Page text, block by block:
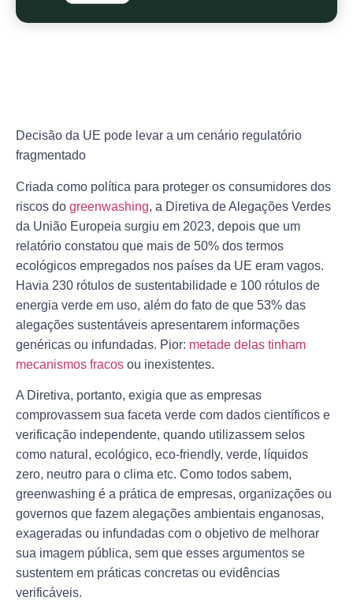
Decisão da UE pode levar a um cenário regulatório
fragmentado
Criada como política para proteger os consumidores dos
riscos do greenwashing, a Diretiva de Alegações Verdes
da União Europeia surgiu em 2023, depois que um
relatório constatou que mais de 50% dos termos
ecológicos empregados nos países da UE eram vagos.
Havia 230 rótulos de sustentabilidade e 100 rótulos de
energia verde em uso, além do fato de que 53% das
alegações sustentáveis apresentarem informações
genéricas ou infundadas. Pior: metade delas tinham
mecanismos fracos ou inexistentes.
A Diretiva, portanto, exigia que as empresas
comprovassem sua faceta verde com dados científicos e
verificação independente, quando utilizassem selos
como natural, ecológico, eco-friendly, verde, líquidos
zero, neutro para o clima etc. Como todos sabem,
greenwashing é a prática de empresas, organizações ou
governos que fazem alegações ambientais enganosas,
exageradas ou infundadas com o objetivo de melhorar
sua imagem pública, sem que esses argumentos se
sustentem em práticas concretas ou evidências
verificáveis.